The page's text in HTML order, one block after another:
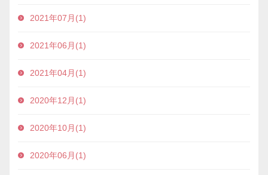
2021年07月(1)
2021年06月(1)
2021年04月(1)
2020年12月(1)
2020年10月(1)
2020年06月(1)